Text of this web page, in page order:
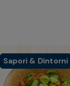
Sapori & Dintorni